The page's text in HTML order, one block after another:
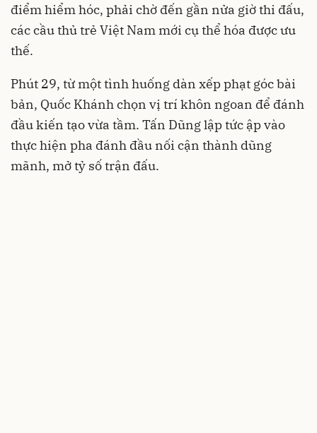
điểm hiểm hóc, phải chờ đến gần nửa giờ thi đấu,
các cầu thủ trẻ Việt Nam mới cụ thể hóa được ưu
thế.
Phút 29, từ một tình huống dàn xếp phạt góc bài
bản, Quốc Khánh chọn vị trí khôn ngoan để đánh
đầu kiến tạo vừa tầm. Tấn Dũng lập tức ập vào
thực hiện pha đánh đầu nối cận thành dũng
mãnh, mở tỷ số trận đấu.